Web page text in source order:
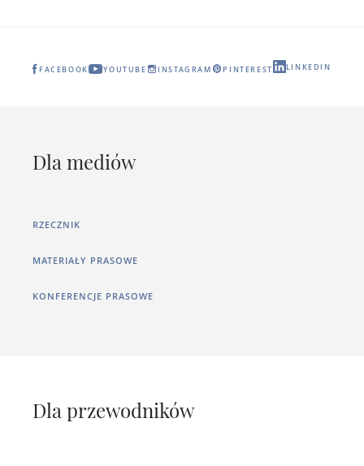
FACEBOOK YOUTUBE INSTAGRAM PINTEREST LINKEDIN
Dla mediów
RZECZNIK
MATERIAŁY PRASOWE
KONFERENCJE PRASOWE
Dla przewodników